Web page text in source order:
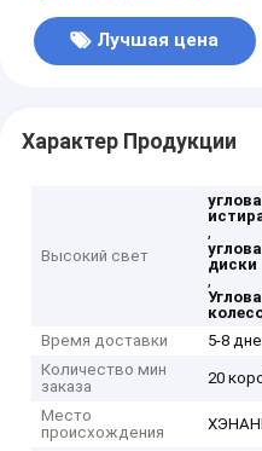
Лучшая цена
Характер Продукции
Высокий свет
,
диски
,
Время доставки
5-8
Количество мин
заказа
20
Место
происхождения